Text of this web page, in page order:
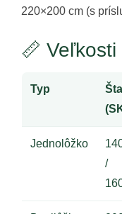
220×200 cm (s
📏
Typ
Jednolôžko
/